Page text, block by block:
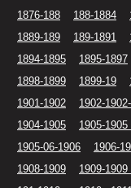
1876-188
188-1884
1889-189
189-1891
1894-1895
1895-1897
1898-1899
1899-19
1901-1902
1902-1902-
1904-1905
1905-1905
1905-06-1906
1906-
1908-1909
1909-1909